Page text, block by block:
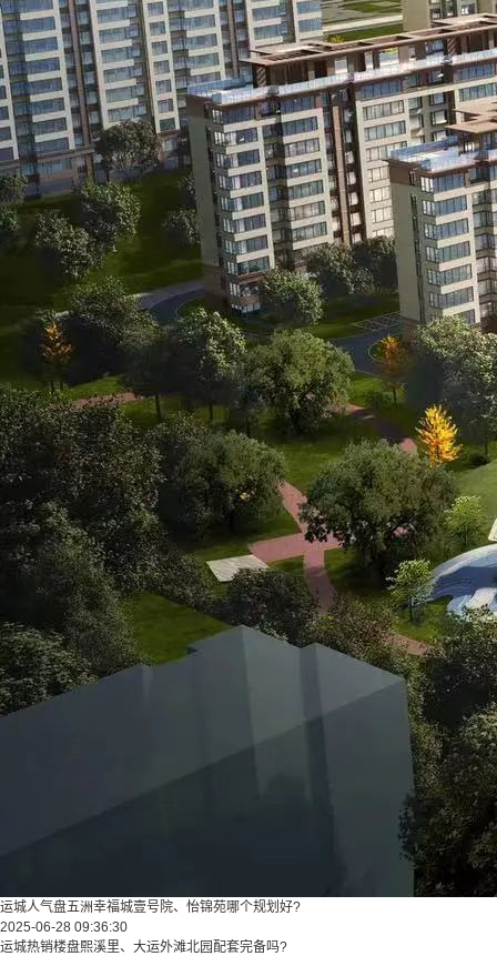
运城人气盘五洲幸福城壹号院、怡锦苑哪个规划好?
2025-06-28 09:36:30
运城热销楼盘熙溪里、大运外滩北园配套完备吗?